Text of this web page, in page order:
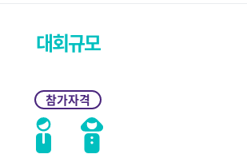
대회규모
참가자격